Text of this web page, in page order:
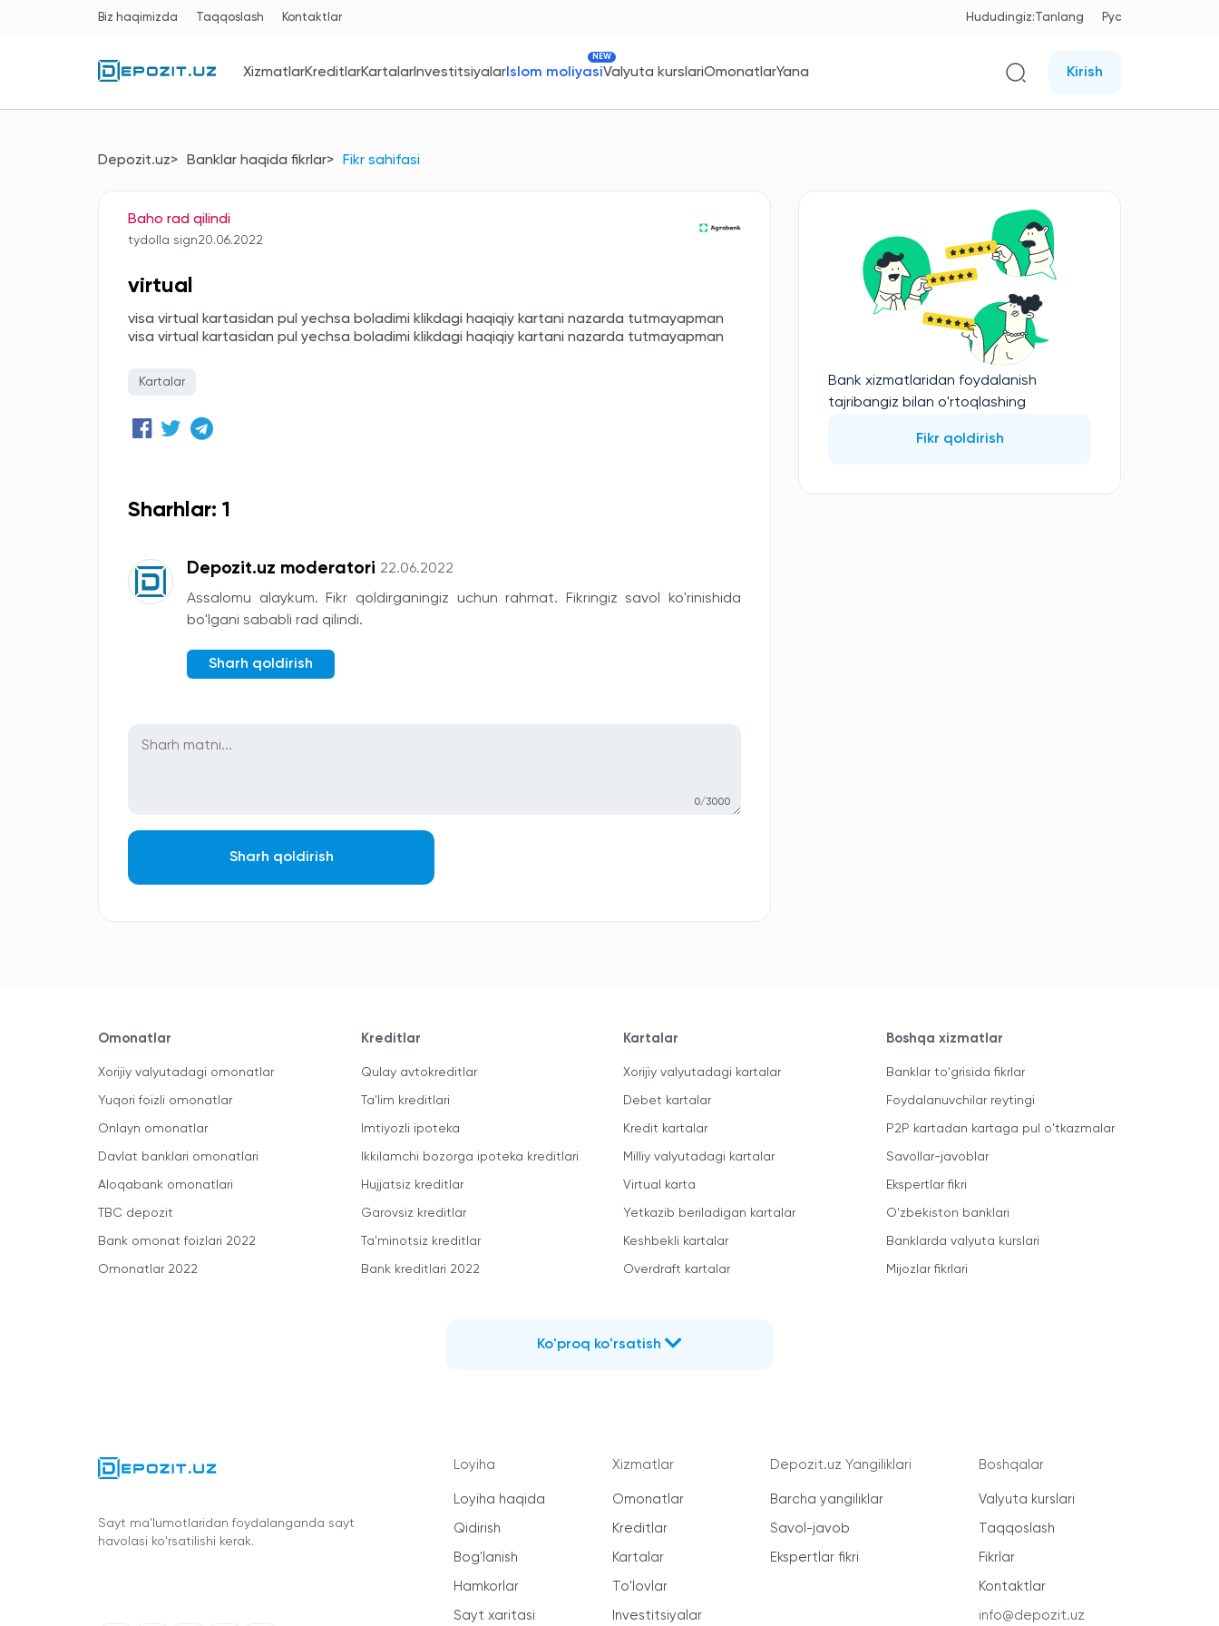
Biz haqimizda Taqqoslash Kontaktlar Hududingiz:Tanlang Рус
XizmatlarKreditlarKartalarInvestitsiyalarIslom moliyasi
NEW
Valyuta kurslariOmonatlarYana Kirish
Depozit.uz Banklar haqida fikrlar Fikr sahifasi
Baho rad qilindi
tydolla sign20.06.2022
virtual
visa virtual kartasidan pul yechsa boladimi klikdagi haqiqiy kartani nazarda tutmayapman
visa virtual kartasidan pul yechsa boladimi klikdagi haqiqiy kartani nazarda tutmayapman
Kartalar
Sharhlar: 1
Depozit.uz moderatori 22.06.2022
Assalomu alaykum. Fikr qoldirganingiz uchun rahmat. Fikringiz savol ko'rinishida
bo'lgani sababli rad qilindi.
Sharh qoldirish
0/3000
Sharh qoldirish
Bank xizmatlaridan foydalanish
tajribangiz bilan o'rtoqlashing
Fikr qoldirish
Omonatlar
Xorijiy valyutadagi omonatlar
Yuqori foizli omonatlar
Onlayn omonatlar
Davlat banklari omonatlari
Aloqabank omonatlari
TBC depozit
Bank omonat foizlari 2022
Omonatlar 2022
Kreditlar
Qulay avtokreditlar
Ta'lim kreditlari
Imtiyozli ipoteka
Ikkilamchi bozorga ipoteka kreditlari
Hujjatsiz kreditlar
Garovsiz kreditlar
Ta'minotsiz kreditlar
Bank kreditlari 2022
Kartalar
Xorijiy valyutadagi kartalar
Debet kartalar
Kredit kartalar
Milliy valyutadagi kartalar
Virtual karta
Yetkazib beriladigan kartalar
Keshbekli kartalar
Overdraft kartalar
Boshqa xizmatlar
Banklar to'grisida fikrlar
Foydalanuvchilar reytingi
P2P kartadan kartaga pul o'tkazmalar
Savollar-javoblar
Ekspertlar fikri
O'zbekiston banklari
Banklarda valyuta kurslari
Mijozlar fikrlari
Ko'proq ko'rsatish
Sayt ma'lumotlaridan foydalanganda sayt
havolasi ko'rsatilishi kerak.
Loyiha
Loyiha haqida
Qidirish
Bog'lanish
Hamkorlar
Sayt xaritasi
Xizmatlar
Omonatlar
Kreditlar
Kartalar
To'lovlar
Investitsiyalar
Depozit.uz Yangiliklari
Barcha yangiliklar
Savol-javob
Ekspertlar fikri
Boshqalar
Valyuta kurslari
Taqqoslash
Fikrlar
Kontaktlar
info@depozit.uz